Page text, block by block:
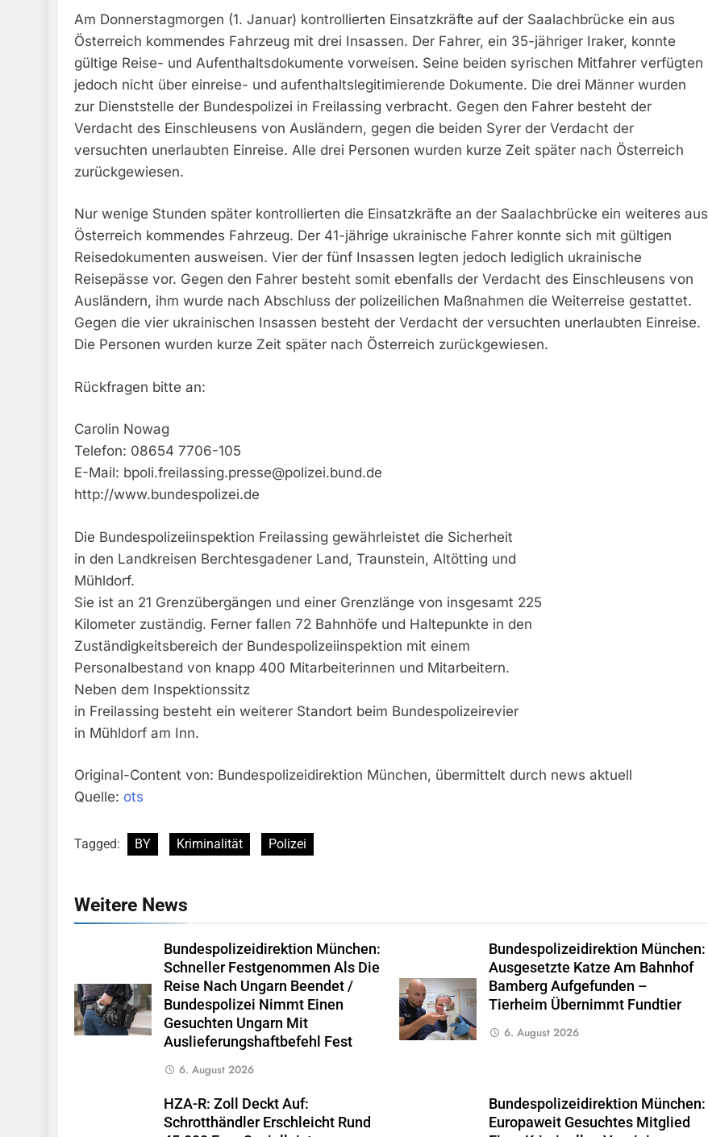
Am Donnerstagmorgen (1. Januar) kontrollierten Einsatzkräfte auf der Saalachbrücke ein aus
Österreich kommendes Fahrzeug mit drei Insassen. Der Fahrer, ein 35-jähriger Iraker, konnte
gültige Reise- und Aufenthaltsdokumente vorweisen. Seine beiden syrischen Mitfahrer verfügten
jedoch nicht über einreise- und aufenthaltslegitimierende Dokumente. Die drei Männer wurden
zur Dienststelle der Bundespolizei in Freilassing verbracht. Gegen den Fahrer besteht der
Verdacht des Einschleusens von Ausländern, gegen die beiden Syrer der Verdacht der
versuchten unerlaubten Einreise. Alle drei Personen wurden kurze Zeit später nach Österreich
zurückgewiesen.
Nur wenige Stunden später kontrollierten die Einsatzkräfte an der Saalachbrücke ein weiteres aus
Österreich kommendes Fahrzeug. Der 41-jährige ukrainische Fahrer konnte sich mit gültigen
Reisedokumenten ausweisen. Vier der fünf Insassen legten jedoch lediglich ukrainische
Reisepässe vor. Gegen den Fahrer besteht somit ebenfalls der Verdacht des Einschleusens von
Ausländern, ihm wurde nach Abschluss der polizeilichen Maßnahmen die Weiterreise gestattet.
Gegen die vier ukrainischen Insassen besteht der Verdacht der versuchten unerlaubten Einreise.
Die Personen wurden kurze Zeit später nach Österreich zurückgewiesen.
Rückfragen bitte an:
Carolin Nowag
Telefon: 08654 7706-105
E-Mail: bpoli.freilassing.presse@polizei.bund.de
http://www.bundespolizei.de
Die Bundespolizeiinspektion Freilassing gewährleistet die Sicherheit
in den Landkreisen Berchtesgadener Land, Traunstein, Altötting und
Mühldorf.
Sie ist an 21 Grenzübergängen und einer Grenzlänge von insgesamt 225
Kilometer zuständig. Ferner fallen 72 Bahnhöfe und Haltepunkte in den
Zuständigkeitsbereich der Bundespolizeiinspektion mit einem
Personalbestand von knapp 400 Mitarbeiterinnen und Mitarbeitern.
Neben dem Inspektionssitz
in Freilassing besteht ein weiterer Standort beim Bundespolizeirevier
in Mühldorf am Inn.
Original-Content von: Bundespolizeidirektion München, übermittelt durch news aktuell
Quelle: ots
Tagged: BY Kriminalität Polizei
Weitere News
Bundespolizeidirektion München:
Schneller Festgenommen Als Die
Reise Nach Ungarn Beendet /
Bundespolizei Nimmt Einen
Gesuchten Ungarn Mit
Auslieferungshaftbefehl Fest
6. August 2026
Bundespolizeidirektion München:
Ausgesetzte Katze Am Bahnhof
Bamberg Aufgefunden –
Tierheim Übernimmt Fundtier
6. August 2026
HZA-R: Zoll Deckt Auf:
Schrotthändler Erschleicht Rund
Bundespolizeidirektion München:
Europaweit Gesuchtes Mitglied